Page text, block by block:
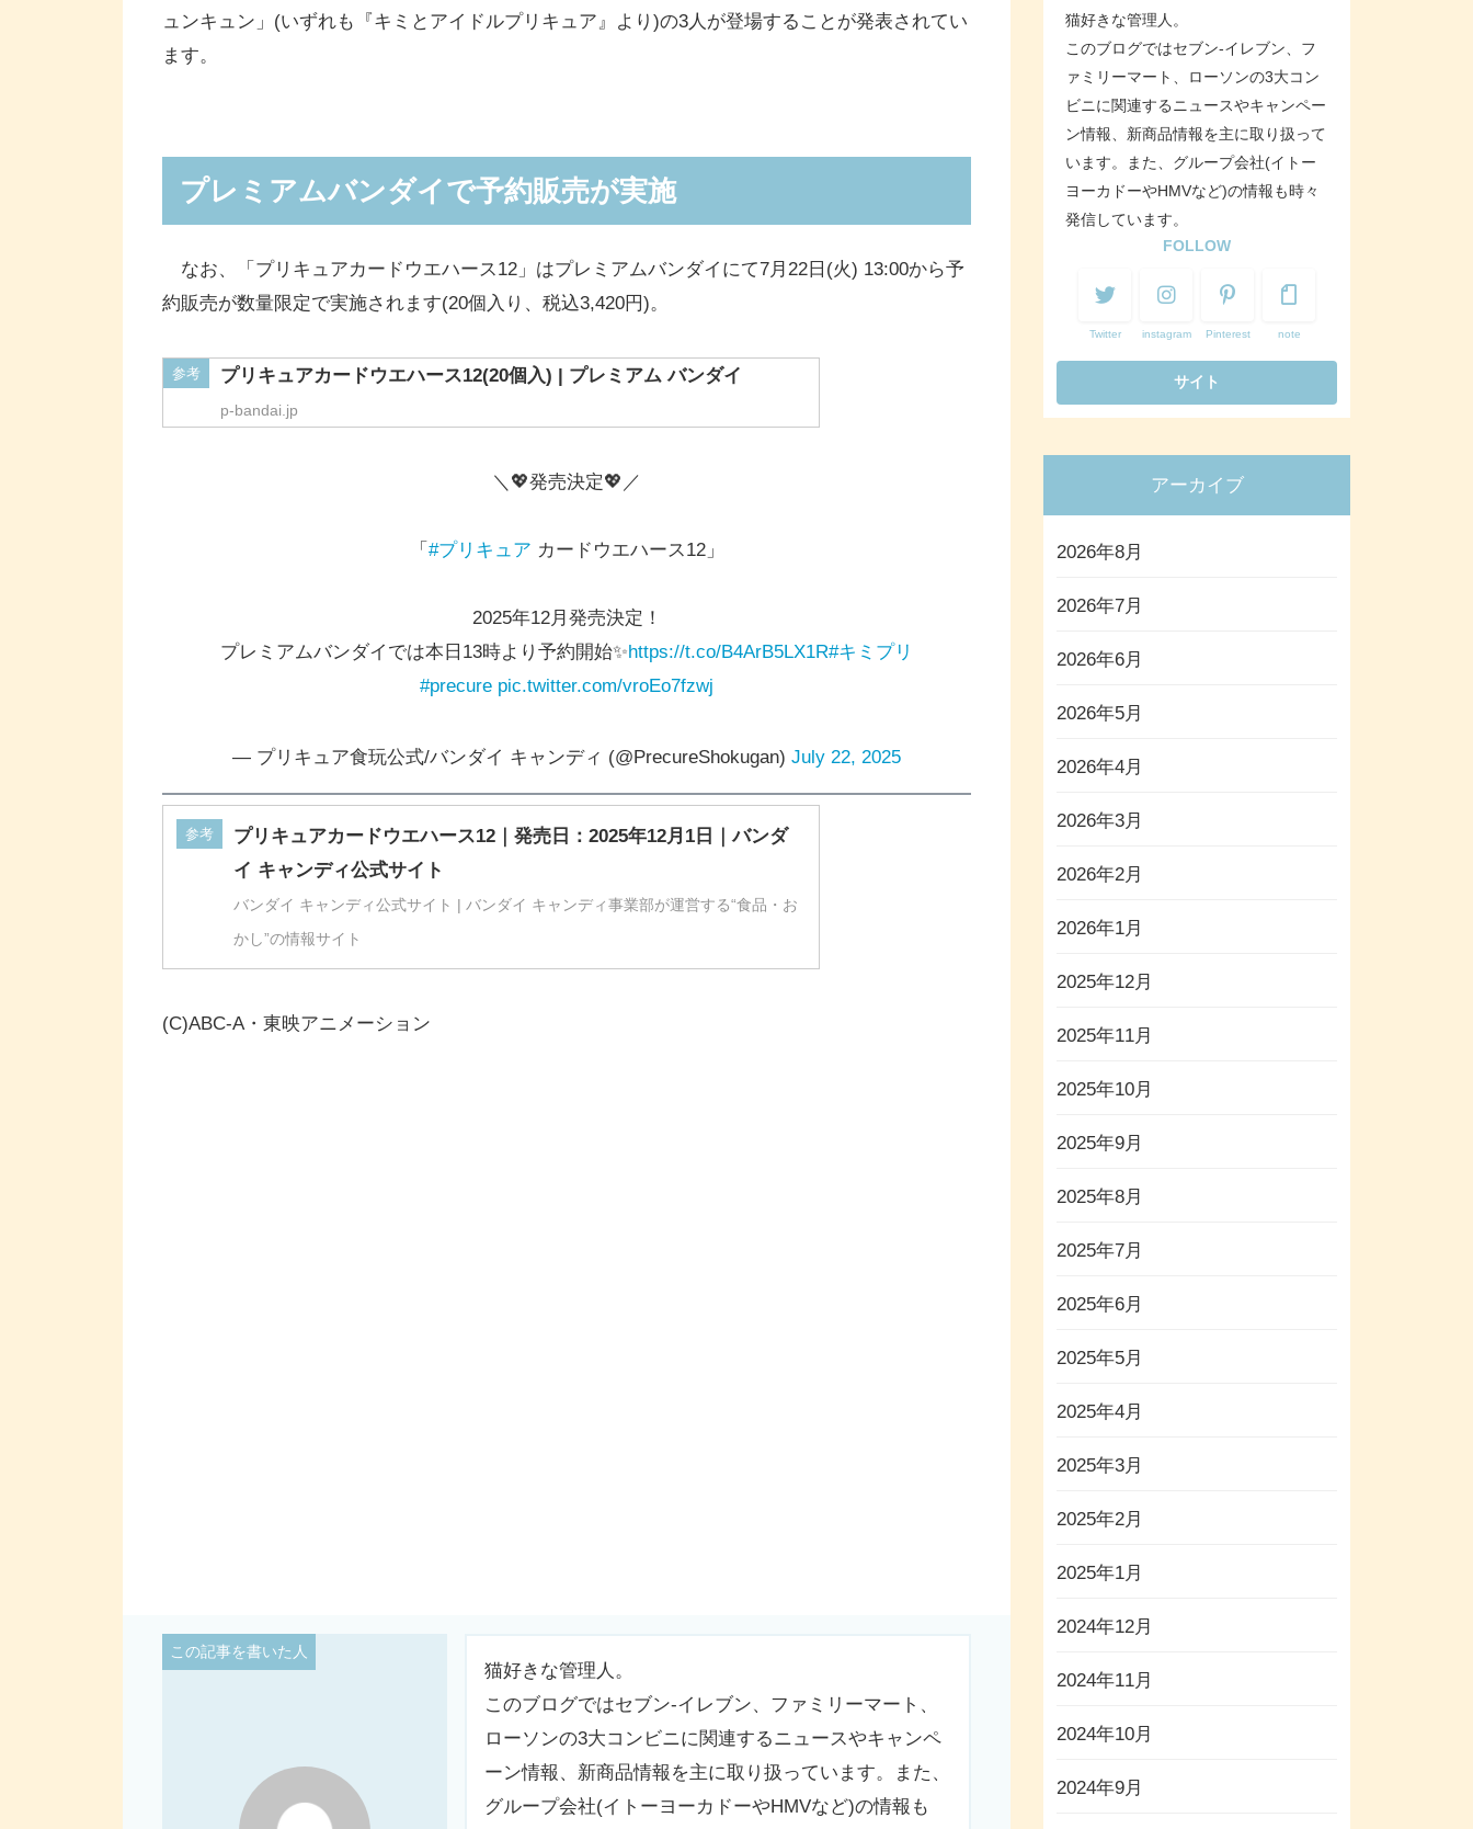
ュンキュン」(いずれも『キミとアイドルプリキュア』より)の3人が登場することが発表されてい
ます。
プレミアムバンダイで予約販売が実施
なお、「プリキュアカードウエハース12」はプレミアムバンダイにて7月22日(火) 13:00から予
約販売が数量限定で実施されます(20個入り、税込3,420円)。
参考 プリキュアカードウエハース12(20個入) | プレミアム バンダイ
p-bandai.jp
＼💖発売決定💖／
「 #プリキュア カードウエハース12」
2025年12月発売決定！
プレミアムバンダイでは本日13時より予約開始✨https://t.co/B4ArB5LX1R#キミプリ
#precure pic.twitter.com/vroEo7fzwj
— プリキュア食玩公式/バンダイ キャンディ (@PrecureShokugan) July 22, 2025
参考
プリキュアカードウエハース12｜発売日：2025年12月1日｜バンダ
イ キャンディ公式サイト
バンダイ キャンディ公式サイト | バンダイ キャンディ事業部が運営する“食品・お
かし”の情報サイト
(C)ABC-A・東映アニメーション
猫好きな管理人。
このブログではセブン-イレブン、ファミリーマート、
ローソンの3大コンビニに関連するニュースやキャンペ
ーン情報、新商品情報を主に取り扱っています。また、
グループ会社(イトーヨーカドーやHMVなど)の情報も
猫好きな管理人。
このブログではセブン-イレブン、フ
ァミリーマート、ローソンの3大コン
ビニに関連するニュースやキャンペー
ン情報、新商品情報を主に取り扱って
います。また、グループ会社(イトー
ヨーカドーやHMVなど)の情報も時々
発信しています。
FOLLOW
Twitter instagram Pinterest note
アーカイブ
2026年8月
2026年7月
2026年6月
2026年5月
2026年4月
2026年3月
2026年2月
2026年1月
2025年12月
2025年11月
2025年10月
2025年9月
2025年8月
2025年7月
2025年6月
2025年5月
2025年4月
2025年3月
2025年2月
2025年1月
2024年12月
2024年11月
2024年10月
2024年9月